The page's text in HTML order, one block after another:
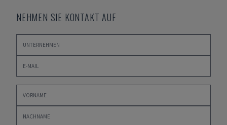
NEHMEN SIE KONTAKT AUF